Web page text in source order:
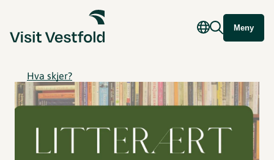
Meny
Hva skjer?